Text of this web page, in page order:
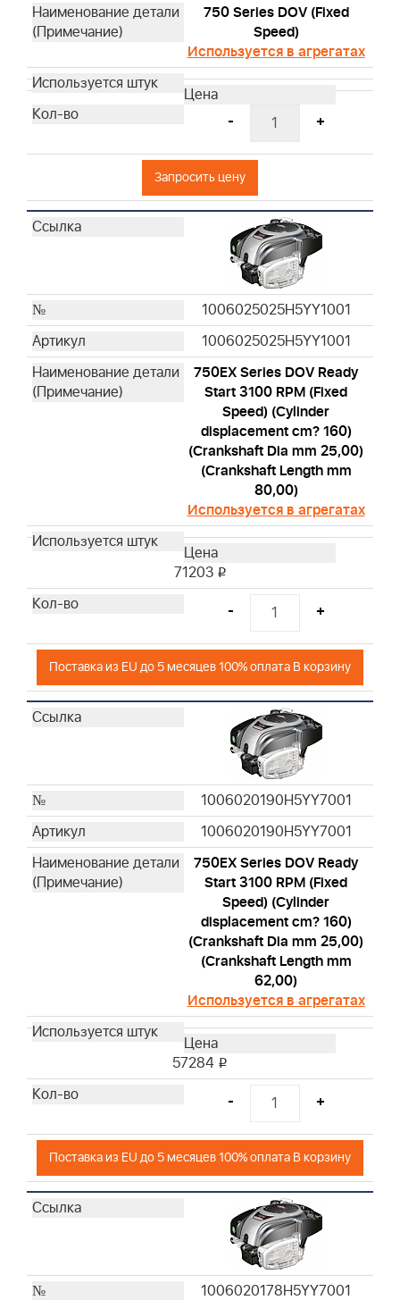
750 Series DOV (Fixed
Speed)
Используется в агрегатах
- +
Запросить цену
1006025025H5YY1001
1006025025H5YY1001
750EX Series DOV Ready
Start 3100 RPM (Fixed
Speed) (Cylinder
displacement cm? 160)
(Crankshaft Dia mm 25,00)
(Crankshaft Length mm
80,00)
Используется в агрегатах
71203 i
- +
Поставка из EU до 5 месяцев 100% оплата В корзину
1006020190H5YY7001
1006020190H5YY7001
750EX Series DOV Ready
Start 3100 RPM (Fixed
Speed) (Cylinder
displacement cm? 160)
(Crankshaft Dia mm 25,00)
(Crankshaft Length mm
62,00)
Используется в агрегатах
57284 i
- +
Поставка из EU до 5 месяцев 100% оплата В корзину
1006020178H5YY7001